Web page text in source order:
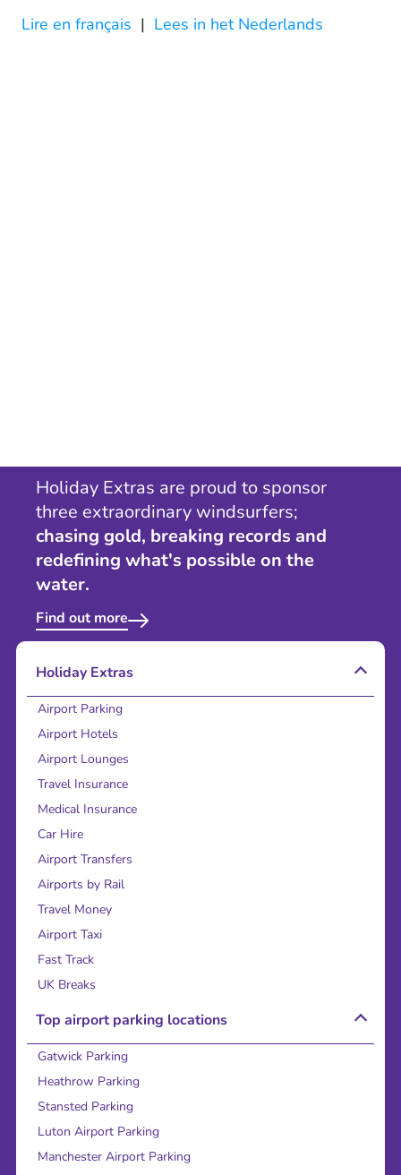
Lire en français | Lees in het Nederlands
Holiday Extras are proud to sponsor
three extraordinary windsurfers;
chasing gold, breaking records and
redefining what's possible on the
water.
Find out more
Holiday Extras
Airport Parking
Airport Hotels
Airport Lounges
Travel Insurance
Medical Insurance
Car Hire
Airport Transfers
Airports by Rail
Travel Money
Airport Taxi
Fast Track
UK Breaks
Top airport parking locations
Gatwick Parking
Heathrow Parking
Stansted Parking
Luton Airport Parking
Manchester Airport Parking